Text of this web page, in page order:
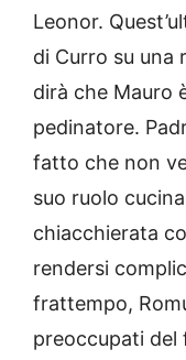
Leonor.
di Curro su una
dirà che Mauro
pedinatore.
fatto che non
suo ruolo
chiacchierata
rendersi
frattempo,
preoccupati del